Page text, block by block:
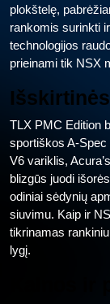
plokštelę,
rankomis surinkti
technologijos
prieinami tik NSX
TLX PMC Edition
sportiškos A-Spec
V6 variklis,
blizgūs juodi
odiniai sėdynių
siuvimu. Kaip ir
tikrinamas
lygį.
Kainos ir